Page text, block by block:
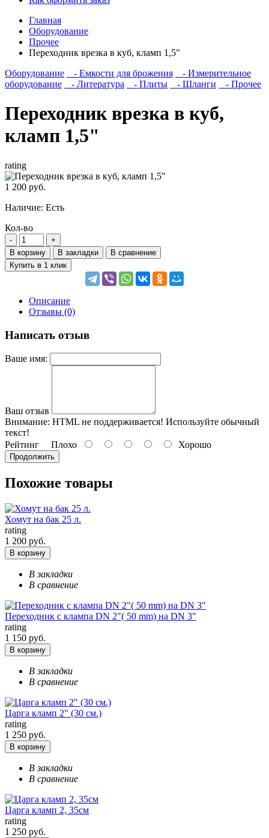
Главная
Оборудование
Прочее
Переходник врезка в куб, кламп 1,5"
Оборудование
- Емкости для брожения
- Измерительное
оборудование
- Литература - Плиты - Шланги - Прочее
Переходник врезка в куб,
кламп 1,5"
rating
1 200 руб.
Наличие: Есть
Кол-во
В корзину В закладки
В сравнение
Купить в 1 клик
Описание
Отзывы (0)
Написать отзыв
Ваше имя:
Ваш отзыв
Внимание: HTML не поддерживается! Используйте обычный
текст!
Рейтинг Плохо Хорошо
Продолжить
Похожие товары
Хомут на бак 25 л.
rating
1 200 руб.
В корзину
В закладки
В сравнение
Переходник с клампа DN 2"( 50 mm) на DN 3"
rating
1 150 руб.
В корзину
В закладки
В сравнение
Царга кламп 2" (30 см.)
rating
1 250 руб.
В корзину
В закладки
В сравнение
Царга кламп 2, 35см
rating
1 250 руб.